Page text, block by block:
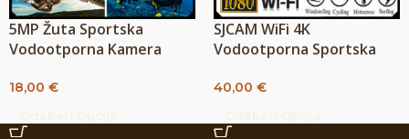
5MP Žuta Sportska
Vodootporna Kamera
Snimanje Pod Vodom
18,00 €
SJCAM WiFi 4K
Vodootporna Sportska
DALJINSKI
40,00 €